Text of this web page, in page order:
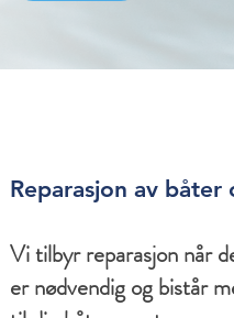
Reparasjon av
Vi tilbyr reparasjon når
er nødvendig og bistår